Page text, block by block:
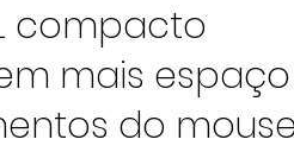
compacto
mais espaço
do